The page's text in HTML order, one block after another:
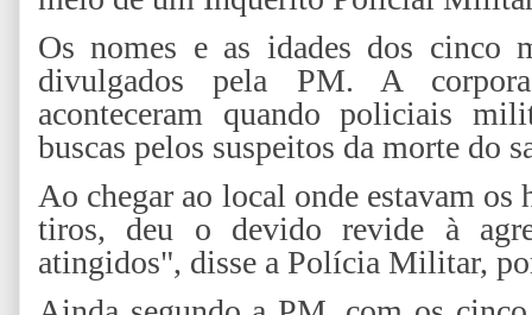
Os nomes e as idades dos cinco
divulgados pela PM. A
aconteceram quando policiais
buscas pelos suspeitos da morte do
Ao chegar ao local onde estavam
tiros, deu o devido revide à
atingidos", disse a Polícia Militar,